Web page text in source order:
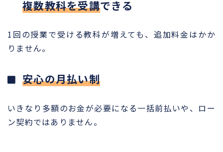
複数教科を受講できる
1回の授業で受ける教科が増えても、追加料金はかか
りません。
安心の月払い制
いきなり多額のお金が必要になる一括前払いや、ロー
ン契約ではありません。